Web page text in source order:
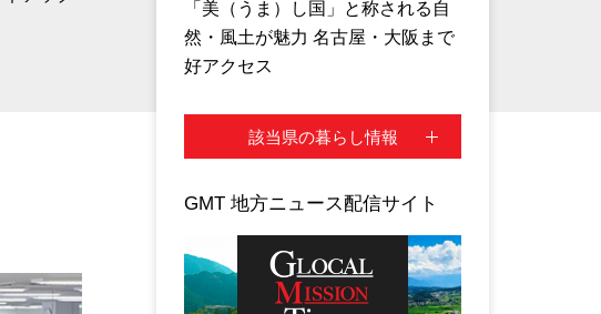
「美（うま）し国」と称される自
然・風土が魅力 名古屋・大阪まで
好アクセス
該当県の暮らし情報
GMT 地方ニュース配信サイト